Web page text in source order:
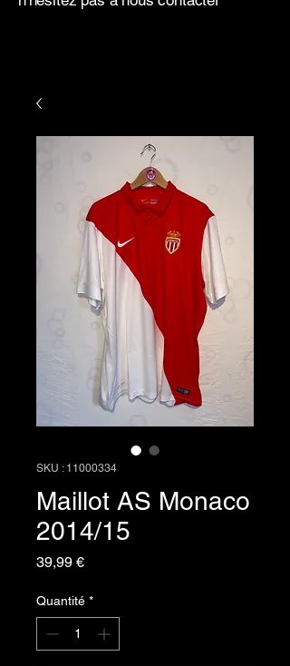
SKU : 11000334
Maillot AS Monaco
2014/15
39,99 €Prix
Quantité *